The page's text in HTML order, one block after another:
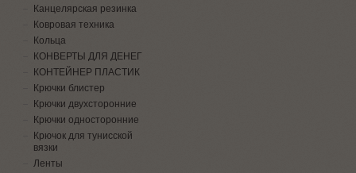
Канцелярская резинка
Ковровая техника
Кольца
КОНВЕРТЫ ДЛЯ ДЕНЕГ
КОНТЕЙНЕР ПЛАСТИК
Крючки блистер
Крючки двухсторонние
Крючки односторонние
Крючок для тунисской
вязки
Ленты